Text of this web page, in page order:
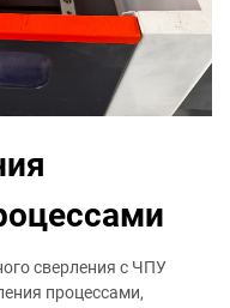
сверления с ЧПУ
процессами,